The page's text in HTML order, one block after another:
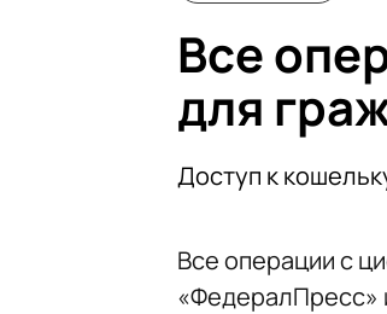
Все
для
Доступ к
Все операции с
«ФедералПресс»